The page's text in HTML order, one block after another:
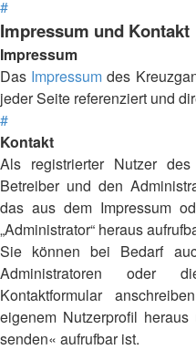
#
Impressum und Kontakt
Impressum
Das Impressum des
jeder Seite referenziert und
#
Kontakt
Als registrierter Nutzer
Betreiber und den
das aus dem Impressum
„Administrator“ heraus
Sie können bei Bedarf
Administratoren oder
Kontaktformular
eigenem Nutzerprofil
senden« aufrufbar ist.